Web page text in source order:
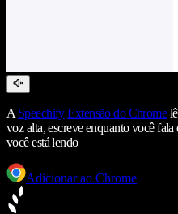
A Speechify Extensão do Chromelê
voz alta, escreve enquanto você
você está lendo
Adicionar ao Chrome